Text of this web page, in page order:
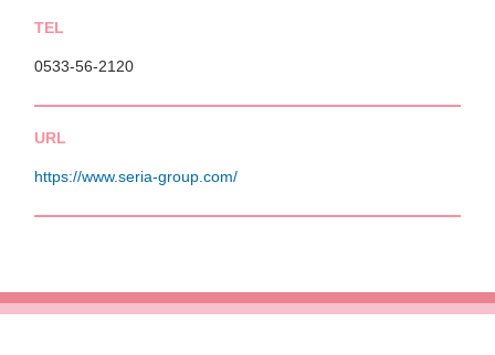
TEL
0533-56-2120
URL
https://www.seria-group.com/